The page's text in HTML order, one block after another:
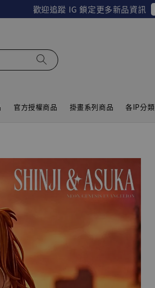
歡迎追蹤 IG 鎖定更多新品資訊
官方授權商品 掛畫系列商品 各IP分類